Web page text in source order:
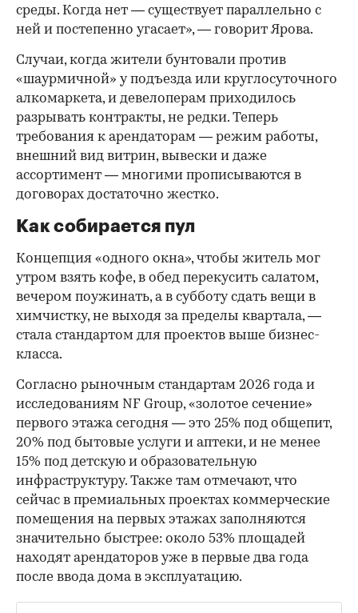
среды. Когда нет — существует параллельно с
ней и постепенно угасает», — говорит Ярова.
Случаи, когда жители бунтовали против
«шаурмичной» у подъезда или круглосуточного
алкомаркета, и девелоперам приходилось
разрывать контракты, не редки. Теперь
требования к арендаторам — режим работы,
внешний вид витрин, вывески и даже
ассортимент — многими прописываются в
договорах достаточно жестко.
Как собирается пул
Концепция «одного окна», чтобы житель мог
утром взять кофе, в обед перекусить салатом,
вечером поужинать, а в субботу сдать вещи в
химчистку, не выходя за пределы квартала, —
стала стандартом для проектов выше бизнес-
класса.
Согласно рыночным стандартам 2026 года и
исследованиям NF Group, «золотое сечение»
первого этажа сегодня — это 25% под общепит,
20% под бытовые услуги и аптеки, и не менее
15% под детскую и образовательную
инфраструктуру. Также там отмечают, что
сейчас в премиальных проектах коммерческие
помещения на первых этажах заполняются
значительно быстрее: около 53% площадей
находят арендаторов уже в первые два года
после ввода дома в эксплуатацию.